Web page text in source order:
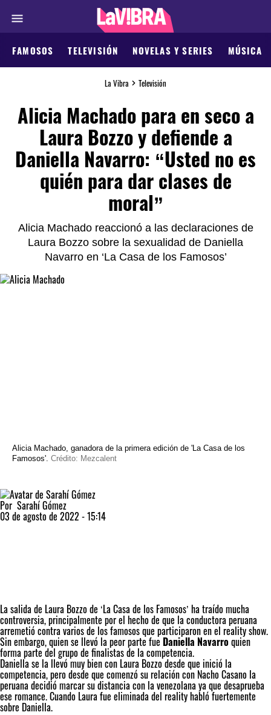
FAMOSOS TELEVISIÓN NOVELAS Y SERIES MÚSICA
La Vibra Televisión
Alicia Machado para en seco a
Laura Bozzo y defiende a
Daniella Navarro: “Usted no es
quién para dar clases de
moral”
Alicia Machado reaccionó a las declaraciones de
Laura Bozzo sobre la sexualidad de Daniella
Navarro en ‘La Casa de los Famosos’
Alicia Machado, ganadora de la primera edición de 'La Casa de los
Famosos'. Crédito: Mezcalent
Por Sarahí Gómez
03 de agosto de 2022 - 15:14
La salida de Laura Bozzo de ‘La Casa de los Famosos’ ha traído mucha
controversia, principalmente por el hecho de que la conductora peruana
arremetió contra varios de los famosos que participaron en el reality show.
Sin embargo, quien se llevó la peor parte fue Daniella Navarroquien
forma parte del grupo de finalistas de la competencia.
Daniella se la llevó muy bien con Laura Bozzo desde que inició la
competencia, pero desde que comenzó su relación con Nacho Casano la
peruana decidió marcar su distancia con la venezolana ya que desaprueba
ese romance.Cuando Laura fue eliminada del reality habló fuertemente
sobre Daniella.